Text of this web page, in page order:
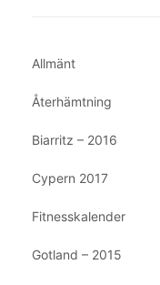
Allmänt
Återhämtning
Biarritz – 2016
Cypern 2017
Fitnesskalender
Gotland – 2015